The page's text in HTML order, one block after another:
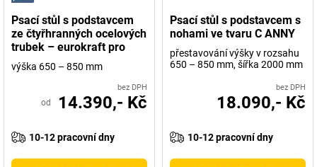
Psací stůl s podstavcem
ze čtyřhranných ocelových
trubek – eurokraft pro
výška 650 – 850 mm
bez DPH
od 14.390,- Kč
10-12 pracovní dny
Psací stůl s podstavcem s
nohami ve tvaru C ANNY
přestavování výšky v rozsahu
650 – 850 mm, šířka 2000 mm
bez DPH
18.090,- Kč
10-12 pracovní dny